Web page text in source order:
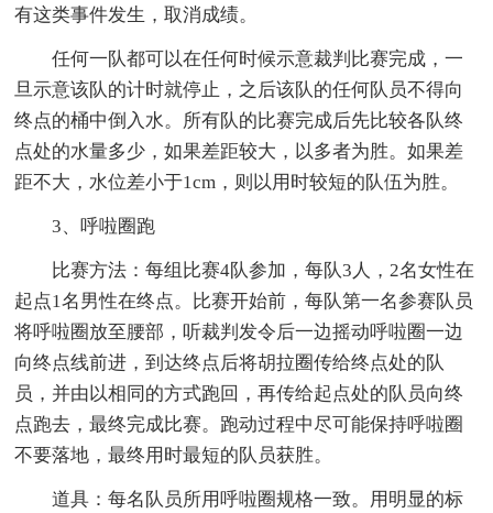
有这类事件发生，取消成绩。
任何一队都可以在任何时候示意裁判比赛完成，一
旦示意该队的计时就停止，之后该队的任何队员不得向
终点的桶中倒入水。所有队的比赛完成后先比较各队终
点处的水量多少，如果差距较大，以多者为胜。如果差
距不大，水位差小于1cm，则以用时较短的队伍为胜。
3、呼啦圈跑
比赛方法：每组比赛4队参加，每队3人，2名女性在
起点1名男性在终点。比赛开始前，每队第一名参赛队员
将呼啦圈放至腰部，听裁判发令后一边摇动呼啦圈一边
向终点线前进，到达终点后将胡拉圈传给终点处的队
员，并由以相同的方式跑回，再传给起点处的队员向终
点跑去，最终完成比赛。跑动过程中尽可能保持呼啦圈
不要落地，最终用时最短的队员获胜。
道具：每名队员所用呼啦圈规格一致。用明显的标